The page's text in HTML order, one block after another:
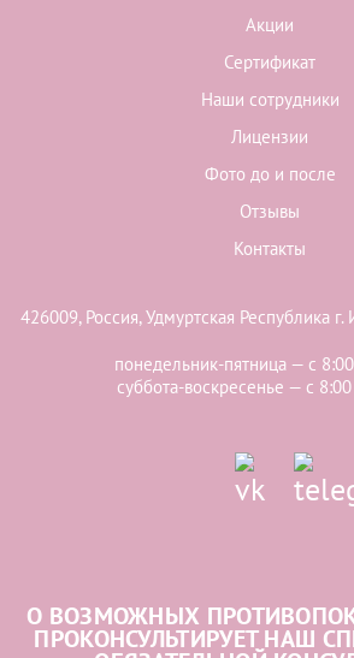
Акции
Сертификат
Наши сотрудники
Лицензии
Фото до и после
Отзывы
Контакты
426009, Россия, Удмуртская Республика
понедельник-пятница — с
суббота-воскресенье — с
О ВОЗМОЖНЫХ
ПРОКОНСУЛЬТИРУЕТ НАШ